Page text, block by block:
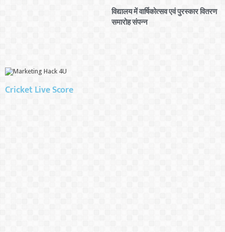
विद्यालय में वार्षिकोत्सव एवं पुरस्कार वितरण
समारोह संपन्न
Cricket Live Score